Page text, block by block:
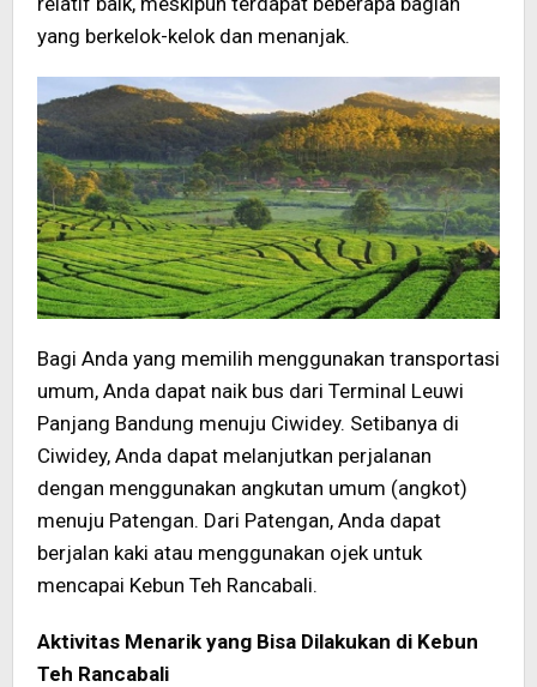
yang berkelok-kelok dan menanjak.
Bagi Anda yang memilih menggunakan transportasi
umum, Anda dapat naik bus dari Terminal Leuwi
Panjang Bandung menuju Ciwidey. Setibanya di
Ciwidey, Anda dapat melanjutkan perjalanan
dengan menggunakan angkutan umum (angkot)
menuju Patengan. Dari Patengan, Anda dapat
berjalan kaki atau menggunakan ojek untuk
mencapai Kebun Teh Rancabali.
Aktivitas Menarik yang Bisa Dilakukan di Kebun
Teh Rancabali